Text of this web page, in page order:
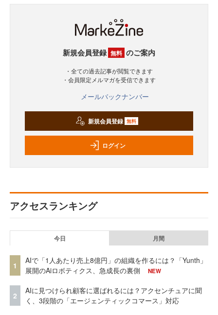
新規会員登録 無料 のご案内
・全ての過去記事が閲覧できます
・会員限定メルマガを受信できます
メールバックナンバー
新規会員登録 無料
ログイン
アクセスランキング
今日 月間
1
AIで「1人あたり売上8億円」の組織を作るには？「Yunth」
展開のAiロボティクス、急成長の裏側
NEW
2
AIに見つけられ顧客に選ばれるには？アクセンチュアに聞
く、3段階の「エージェンティックコマース」対応